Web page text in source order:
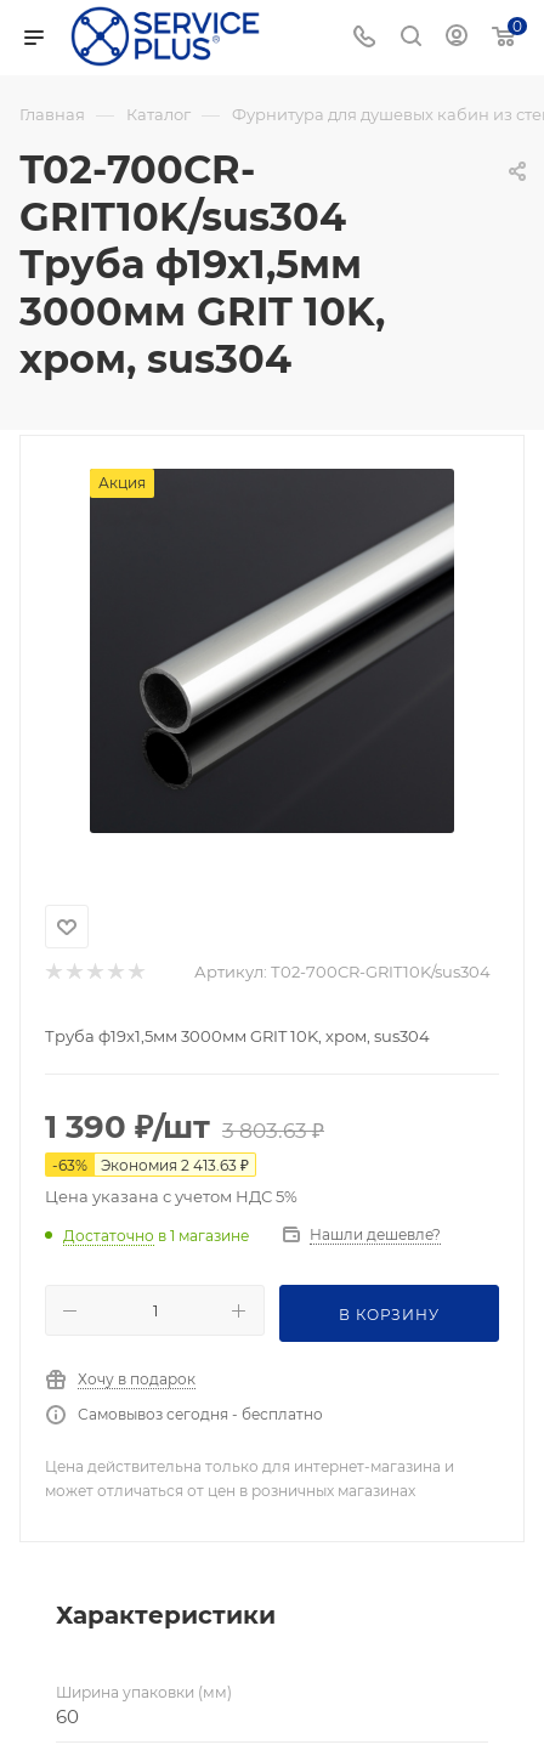
0
Главная — Каталог — Фурнитура для душевых кабин из
Т02-700CR-
GRIT10K/sus304
Труба ф19х1,5мм
3000мм GRIT 10K,
хром, sus304
Акция
Артикул: Т02-700CR-GRIT10K/sus304
Труба ф19х1,5мм 3000мм GRIT 10K, хром, sus304
1 390 ₽/шт 3 803.63₽
-63% Экономия 2 413.63 ₽
Цена указана с учетом НДС 5%
Достаточно в 1 магазине Нашли дешевле?
В КОРЗИНУ
Хочу в подарок
Самовывоз сегодня - бесплатно
Цена действительна только для интернет-магазина и
может отличаться от цен в розничных магазинах
Характеристики
Ширина упаковки (мм)
60